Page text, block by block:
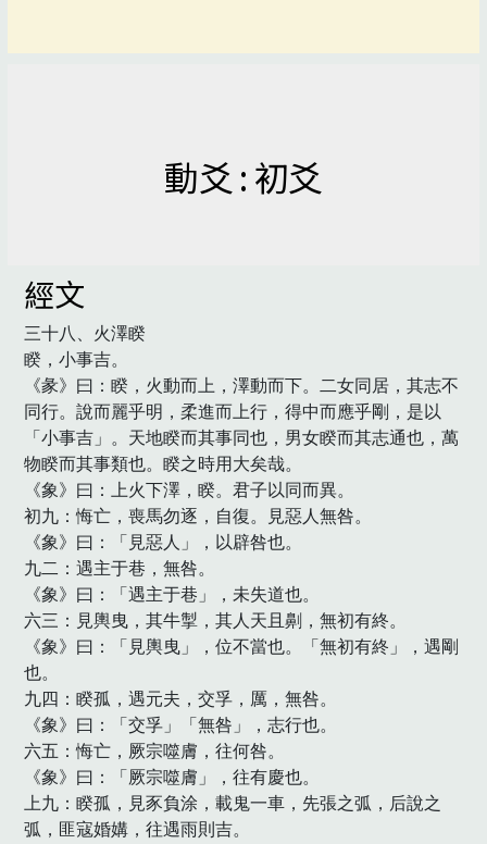
動爻 : 初爻
經文
三十八、火澤睽
睽，小事吉。
《彖》曰：睽，火動而上，澤動而下。二女同居，其志不
同行。說而麗乎明，柔進而上行，得中而應乎剛，是以
「小事吉」。天地睽而其事同也，男女睽而其志通也，萬
物睽而其事類也。睽之時用大矣哉。
《象》曰：上火下澤，睽。君子以同而異。
初九：悔亡，喪馬勿逐，自復。見惡人無咎。
《象》曰：「見惡人」，以辟咎也。
九二：遇主于巷，無咎。
《象》曰：「遇主于巷」，未失道也。
六三：見輿曳，其牛掣，其人天且劓，無初有終。
《象》曰：「見輿曳」，位不當也。「無初有終」，遇剛
也。
九四：睽孤，遇元夫，交孚，厲，無咎。
《象》曰：「交孚」「無咎」，志行也。
六五：悔亡，厥宗噬膚，往何咎。
《象》曰：「厥宗噬膚」，往有慶也。
上九：睽孤，見豕負涂，載鬼一車，先張之弧，后說之
弧，匪寇婚媾，往遇雨則吉。